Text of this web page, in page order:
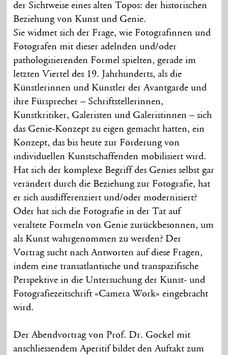
der Sichtweise eines alten Topos: der historischen
Beziehung von Kunst und Genie.
Sie widmet sich der Frage, wie Fotografinnen und
Fotografen mit dieser adelnden und/oder
pathologisierenden Formel spielten, gerade im
letzten Viertel des 19. Jahrhunderts, als die
Künstlerinnen und Künstler der Avantgarde und
ihre Fürsprecher – Schriftstellerinnen,
Kunstkritiker, Galeristen und Galeristinnen – sich
das Genie-Konzept zu eigen gemacht hatten, ein
Konzept, das bis heute zur Förderung von
individuellen Kunstschaffenden mobilisiert wird.
Hat sich der komplexe Begriff des Genies selbst gar
verändert durch die Beziehung zur Fotografie, hat
er sich ausdifferenziert und/oder modernisiert?
Oder hat sich die Fotografie in der Tat auf
veraltete Formeln von Genie zurückbesonnen, um
als Kunst wahrgenommen zu werden? Der
Vortrag sucht nach Antworten auf diese Fragen,
indem eine transatlantische und transpazifische
Perspektive in die Untersuchung der Kunst- und
Fotografiezeitschrift «Camera Work» eingebracht
wird.
Der Abendvortrag von Prof. Dr. Gockel mit
anschliessendem Aperitif bildet den Auftakt zum